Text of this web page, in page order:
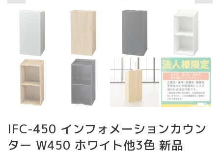
IFC-450 インフォメーションカウン
ター W450 ホワイト他3色 新品